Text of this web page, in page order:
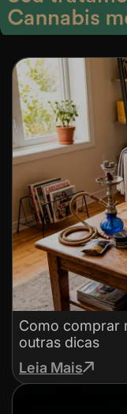
Como comprar
outras dicas
Leia Mais